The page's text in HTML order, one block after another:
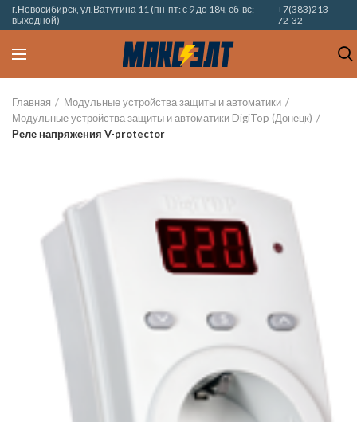
г.Новосибирск, ул.Ватутина 11 (пн-пт: с 9 до 18ч, сб-вс:
выходной)
+7(383)213-
72-32
Главная
Модульные устройства защиты и автоматики
Модульные устройства защиты и автоматики DigiTop (Донецк)
Реле напряжения V-protector